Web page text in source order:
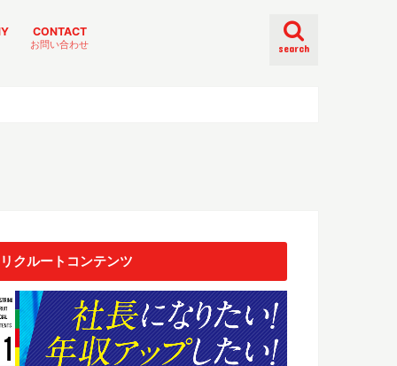
search
CONTACT
お問い合わせ
リクルートコンテンツ